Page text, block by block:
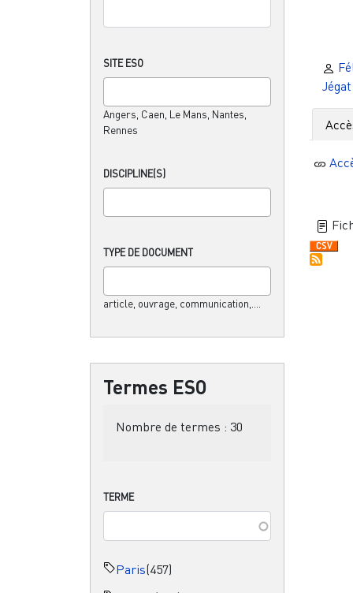
SITE ESO
Angers, Caen, Le Mans, Nantes,
Rennes
DISCIPLINE(S)
TYPE DE DOCUMENT
article, ouvrage, communication,....
Termes ESO
Nombre de termes : 30
TERME
Paris(457)
Jégat